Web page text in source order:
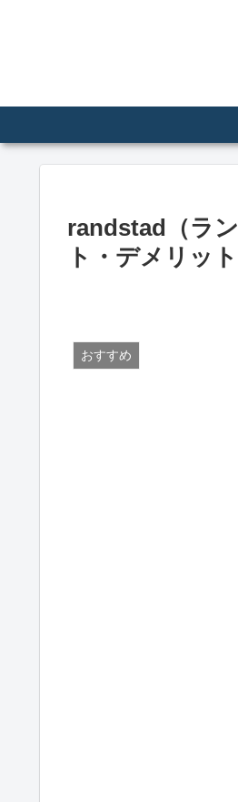
randstad（ラ
ト・デメリッ
おすすめ